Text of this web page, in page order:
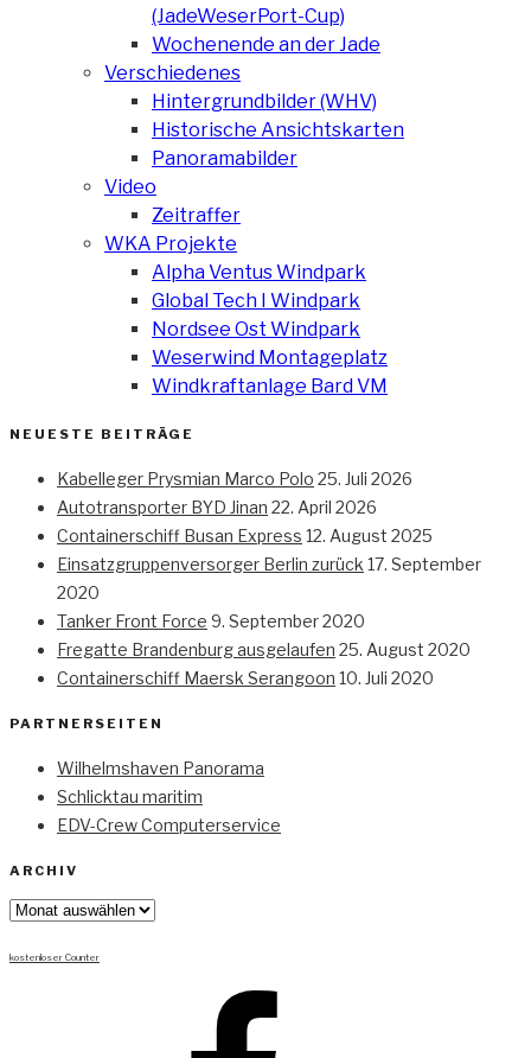
(JadeWeserPort-Cup)
Wochenende an der Jade
Verschiedenes
Hintergrundbilder (WHV)
Historische Ansichtskarten
Panoramabilder
Video
Zeitraffer
WKA Projekte
Alpha Ventus Windpark
Global Tech I Windpark
Nordsee Ost Windpark
Weserwind Montageplatz
Windkraftanlage Bard VM
NEUESTE BEITRÄGE
Kabelleger Prysmian Marco Polo 25. Juli 2026
Autotransporter BYD Jinan 22. April 2026
Containerschiff Busan Express 12. August 2025
Einsatzgruppenversorger Berlin zurück 17. September
2020
Tanker Front Force 9. September 2020
Fregatte Brandenburg ausgelaufen 25. August 2020
Containerschiff Maersk Serangoon 10. Juli 2020
PARTNERSEITEN
Wilhelmshaven Panorama
Schlicktau maritim
EDV-Crew Computerservice
ARCHIV
Archiv
kostenloser Counter